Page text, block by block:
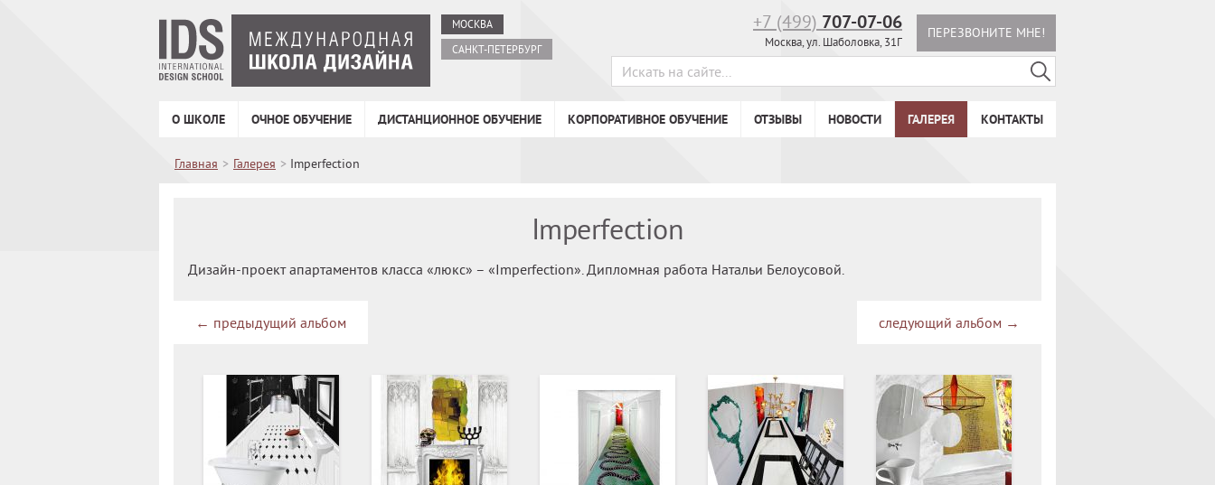
МОСКВА
САНКТ-ПЕТЕРБУРГ
ПЕРЕЗВОНИТЕ МНЕ!
+7 (499) 707-07-06
Москва, ул. Шаболовка, 31Г
О ШКОЛЕ ОЧНОЕ ОБУЧЕНИЕ ДИСТАНЦИОННОЕ ОБУЧЕНИЕ КОРПОРАТИВНОЕ ОБУЧЕНИЕ ОТЗЫВЫ НОВОСТИ ГАЛЕРЕЯ КОНТАКТЫ
Главная > Галерея > Imperfection
Imperfection
Дизайн-проект апартаментов класса «люкс» – «Imperfection». Дипломная работа Натальи Белоусовой.
← предыдущий альбом следующий альбом →